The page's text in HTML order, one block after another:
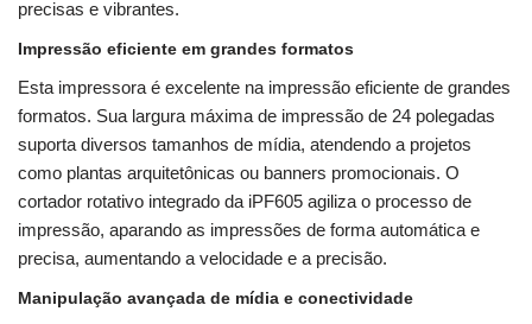
precisas e vibrantes.
Impressão eficiente em grandes formatos
Esta impressora é excelente na impressão eficiente de grandes
formatos. Sua largura máxima de impressão de 24 polegadas
suporta diversos tamanhos de mídia, atendendo a projetos
como plantas arquitetônicas ou banners promocionais. O
cortador rotativo integrado da iPF605 agiliza o processo de
impressão, aparando as impressões de forma automática e
precisa, aumentando a velocidade e a precisão.
Manipulação avançada de mídia e conectividade